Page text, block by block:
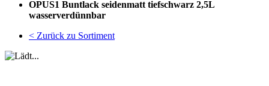
OPUS1 Buntlack seidenmatt tiefschwarz 2,5L
wasserverdünnbar
< Zurück zu Sortiment